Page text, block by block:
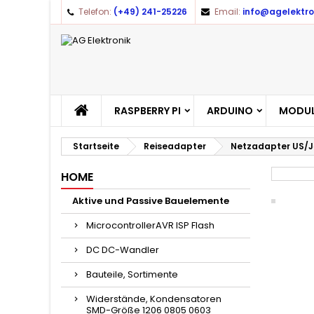
Telefon: (+49) 241-25226 Email:
RASPBERRY PI ARDUINO
Startseite Reiseadapter Netzadapter US/
HOME
Aktive und Passive Bauelemente
MicrocontrollerAVR ISP Flash
DC DC-Wandler
Bauteile, Sortimente
Widerstände, Kondensatoren
SMD-Größe 1206 0805 0603